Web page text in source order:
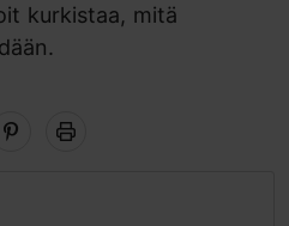
kurkistaa, mitä